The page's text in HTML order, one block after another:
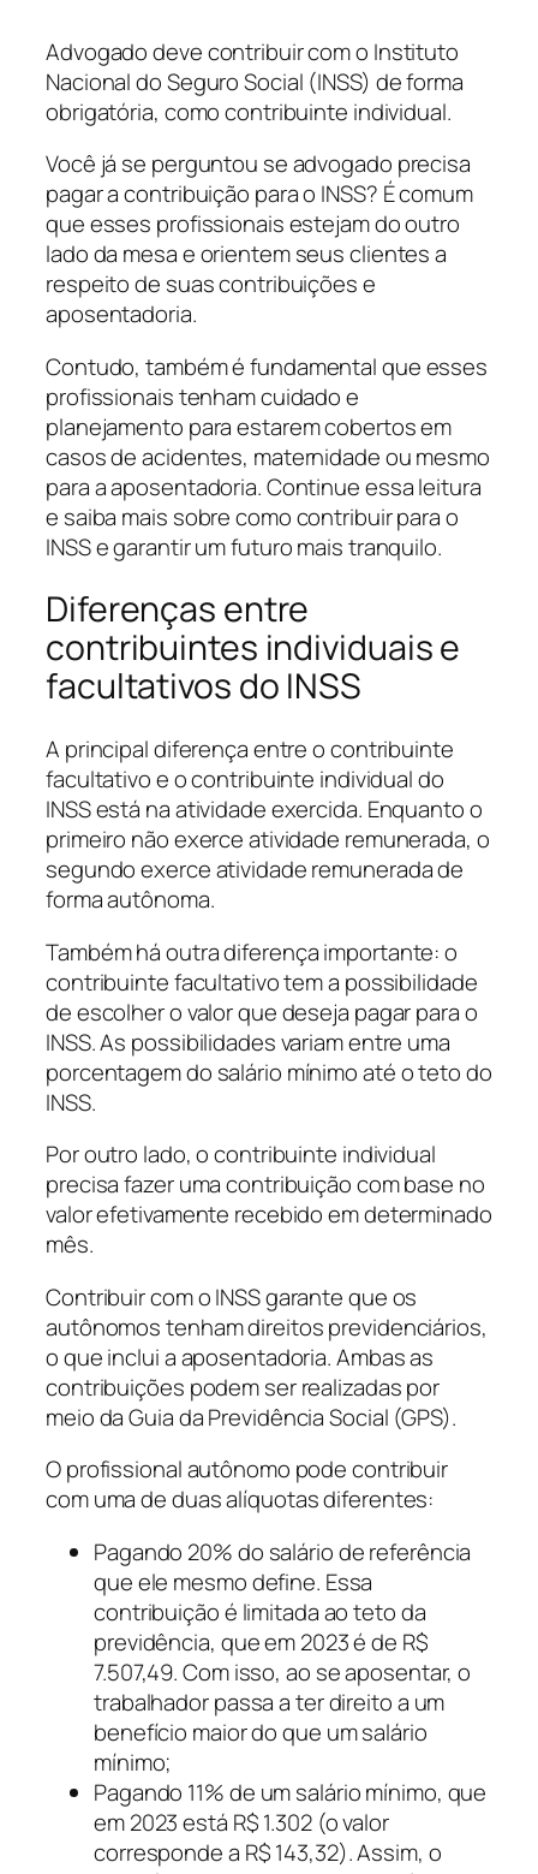
Advogado deve contribuir com o Instituto
Nacional do Seguro Social (INSS) de forma
obrigatória, como contribuinte individual.
Você já se perguntou se advogado precisa
pagar a contribuição para o INSS? É comum
que esses profissionais estejam do outro
lado da mesa e orientem seus clientes a
respeito de suas contribuições e
aposentadoria.
Contudo, também é fundamental que esses
profissionais tenham cuidado e
planejamento para estarem cobertos em
casos de acidentes, maternidade ou mesmo
para a aposentadoria. Continue essa leitura
e saiba mais sobre como contribuir para o
INSS e garantir um futuro mais tranquilo.
Diferenças entre
contribuintes individuais e
facultativos do INSS
A principal diferença entre o contribuinte
facultativo e o contribuinte individual do
INSS está na atividade exercida. Enquanto o
primeiro não exerce atividade remunerada, o
segundo exerce atividade remunerada de
forma autônoma.
Também há outra diferença importante: o
contribuinte facultativo tem a possibilidade
de escolher o valor que deseja pagar para o
INSS. As possibilidades variam entre uma
porcentagem do salário mínimo até o teto do
INSS.
Por outro lado, o contribuinte individual
precisa fazer uma contribuição com base no
valor efetivamente recebido em determinado
mês.
Contribuir com o INSS garante que os
autônomos tenham direitos previdenciários,
o que inclui a aposentadoria. Ambas as
contribuições podem ser realizadas por
meio da Guia da Previdência Social (GPS).
O profissional autônomo pode contribuir
com uma de duas alíquotas diferentes:
Pagando 20% do salário de referência
que ele mesmo define. Essa
contribuição é limitada ao teto da
previdência, que em 2023 é de R$
7.507,49. Com isso, ao se aposentar, o
trabalhador passa a ter direito a um
benefício maior do que um salário
mínimo;
Pagando 11% de um salário mínimo, que
em 2023 está R$ 1.302 (o valor
corresponde a R$ 143,32). Assim, o